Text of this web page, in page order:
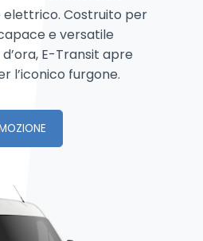
Costruito per
e versatile
E-Transit apre
l’iconico furgone.